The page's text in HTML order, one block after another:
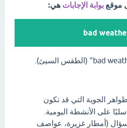
موقع بوابة الإجابات هي:
bad
الجوية التي قد تكون
على الأنشطة اليومية.
(أمطار غزيرة، عواصف